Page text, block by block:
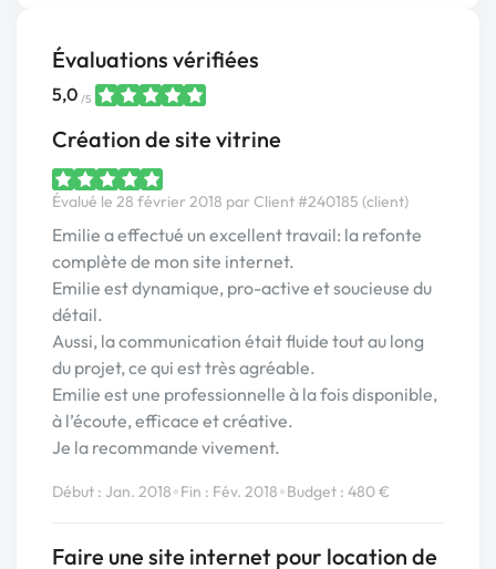
Évaluations vérifiées
5,0 /5
Création de site vitrine
Évalué le 28 février 2018 par Client #240185 (client)
Emilie a effectué un excellent travail: la refonte
complète de mon site internet.
Emilie est dynamique, pro-active et soucieuse du
détail.
Aussi, la communication était fluide tout au long
du projet, ce qui est très agréable.
Emilie est une professionnelle à la fois disponible,
à l’écoute, efficace et créative.
Je la recommande vivement.
Début : Jan. 2018•Fin : Fév. 2018•Budget : 480 €
Faire une site internet pour location de